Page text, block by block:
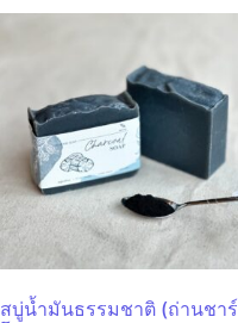
สบู่น้ำมันธรรมชาติ (ถ่านชาร์